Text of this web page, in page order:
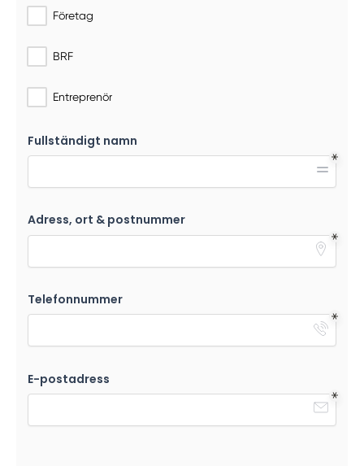
Företag
BRF
Entreprenör
Fullständigt namn
Adress, ort & postnummer
Telefonnummer
E-postadress